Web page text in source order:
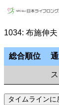
1034: 布施伸
総合順位